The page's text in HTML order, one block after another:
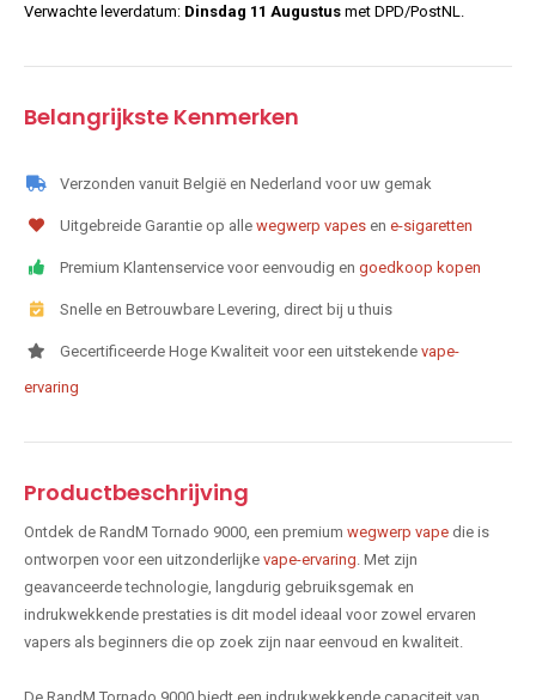
Verwachte leverdatum: Dinsdag 11 Augustus met DPD/PostNL.
Belangrijkste Kenmerken
Verzonden vanuit België en Nederland voor uw gemak
Uitgebreide Garantie op alle wegwerp vapes en e-sigaretten
Premium Klantenservice voor eenvoudig en goedkoop kopen
Snelle en Betrouwbare Levering, direct bij u thuis
Gecertificeerde Hoge Kwaliteit voor een uitstekende vape-
ervaring
Productbeschrijving
Ontdek de RandM Tornado 9000, een premium wegwerp vape die is
ontworpen voor een uitzonderlijke vape-ervaring . Met zijn
geavanceerde technologie, langdurig gebruiksgemak en
indrukwekkende prestaties is dit model ideaal voor zowel ervaren
vapers als beginners die op zoek zijn naar eenvoud en kwaliteit.